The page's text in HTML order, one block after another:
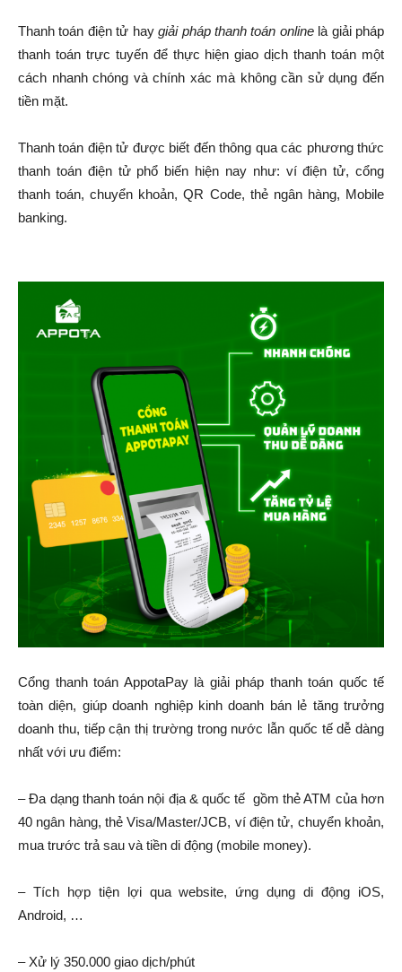
Thanh toán điện tử haygiải pháp thanh toán onlinelà giải pháp
thanh toán trực tuyến để thực hiện giao dịch thanh toán một
cách nhanh chóng và chính xác mà không cần sử dụng đến
tiền mặt.
Thanh toán điện tử được biết đến thông qua các phương thức
thanh toán điện tử phổ biến hiện nay như: ví điện tử, cổng
thanh toán, chuyển khoản, QR Code, thẻ ngân hàng, Mobile
banking.
Cổng thanh toán AppotaPay là giải pháp thanh toán quốc tế
toàn diện, giúp doanh nghiệp kinh doanh bán lẻ tăng trưởng
doanh thu, tiếp cận thị trường trong nước lẫn quốc tế dễ dàng
nhất với ưu điểm:
– Đa dạng thanh toán nội địa & quốc tế gồm thẻ ATM của hơn
40 ngân hàng, thẻ Visa/Master/JCB, ví điện tử, chuyển khoản,
mua trước trả sau và tiền di động (mobile money).
– Tích hợp tiện lợi qua website, ứng dụng di động iOS,
Android, …
– Xử lý 350.000 giao dịch/phút